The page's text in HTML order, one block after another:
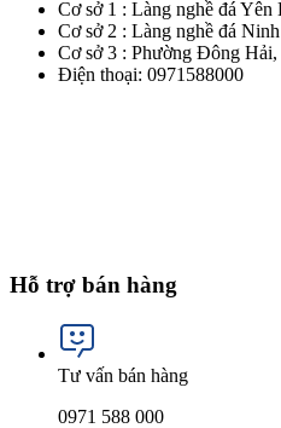
Cơ sở 1 : Làng nghề đá
Cơ sở 2 : Làng nghề đá
Cơ sở 3 : Phường Đông Hải,
Điện thoại: 0971588000
Hỗ trợ bán hàng
Tư vấn bán hàng
0971 588 000